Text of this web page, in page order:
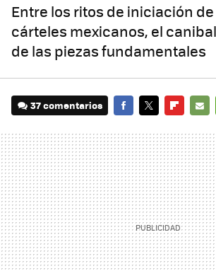
Entre los ritos de iniciación
cárteles mexicanos, el
de las piezas fundamentales
37 comentarios
MAIL